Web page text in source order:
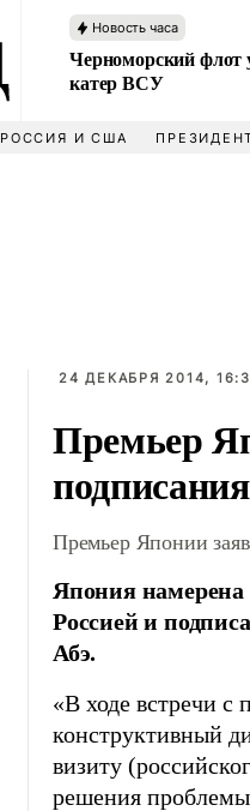
Новость часа
Черноморский
катер ВСУ
РОССИЯ И США
24 ДЕКАБРЯ 2014,
Премьер
Премьер Японии
Япония намерена
Россией и
Абэ.
«В ходе встречи
конструктивный
визиту
решения